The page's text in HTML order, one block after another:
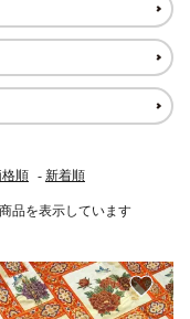
章・略肩衣
の他
帳・華鬘
堂金具・上壇彫物
香・線香
順 - 新着順
品を表示しています
favorite